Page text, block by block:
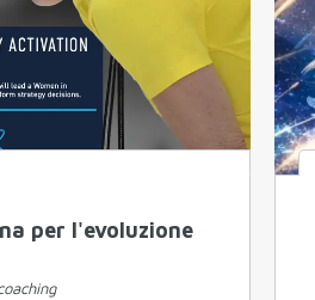
per l'evoluzione